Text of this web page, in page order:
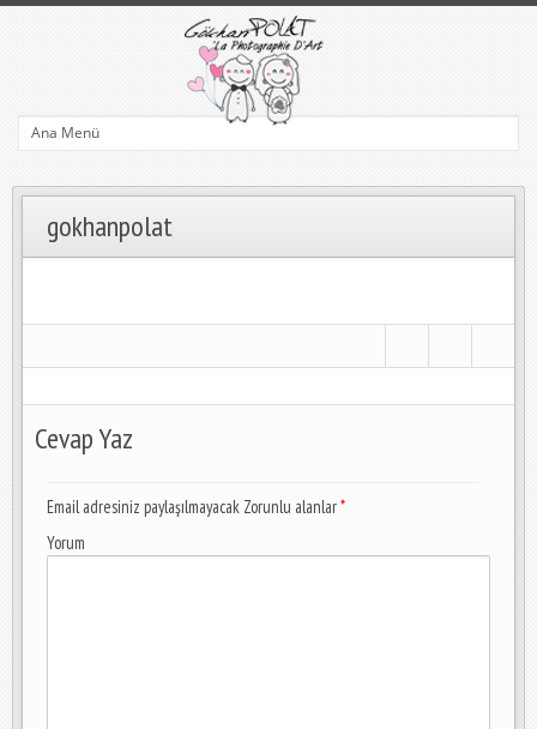
gokhanpolat
Cevap Yaz
Email adresiniz paylaşılmayacak Zorunlu alanlar*
Yorum